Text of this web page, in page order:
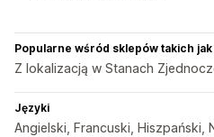
Popularne wśród sklepów takich jak
Z lokalizacją w Stanach
Języki
Angielski, Francuski, Hiszpański,